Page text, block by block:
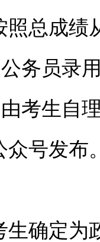
照总成绩
公务员录
生自理
众号发布
定为